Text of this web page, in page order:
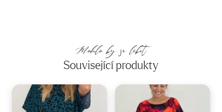
Mohlo by se líbit
Související produkty